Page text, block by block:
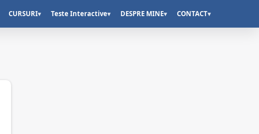
CURSURI▾ Teste Interactive▾ DESPRE MINE▾ CONTACT▾